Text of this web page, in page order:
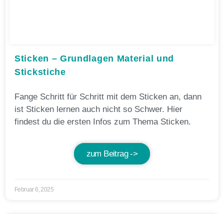
Sticken – Grundlagen Material und
Stickstiche
Fange Schritt für Schritt mit dem Sticken an, dann
ist Sticken lernen auch nicht so Schwer. Hier
findest du die ersten Infos zum Thema Sticken.
zum Beitrag ->
Februar 6, 2025